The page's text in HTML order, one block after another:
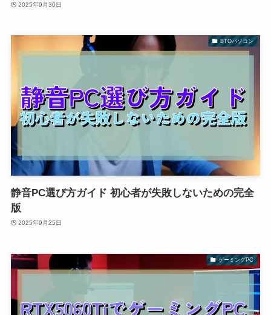
2025年9月30日
BTOパソコン
静音PC選び方ガイド 初心者が失敗しないための完全
版
2025年9月25日
ゲーミングPC